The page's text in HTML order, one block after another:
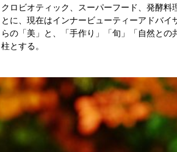
クロビオティック、スーパーフード、発酵
とに、現在はインナービューティーアドバ
らの「美」と、「手作り」「旬」「自然と
柱とする。